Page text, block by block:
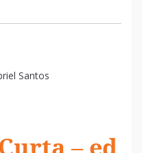
Santos